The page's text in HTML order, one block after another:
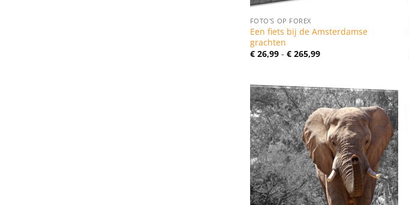
FOTO'S OP FOREX
Een fiets bij de Amsterdamse
grachten
€26,99 - €265,99Prijsklasse: